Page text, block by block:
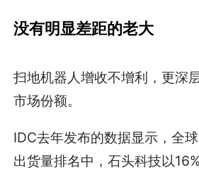
没有明显差距的老大
扫地机器人增收不增利，更深
市场份额。
IDC去年发布的数据显示，全
出货量排名中，石头科技以